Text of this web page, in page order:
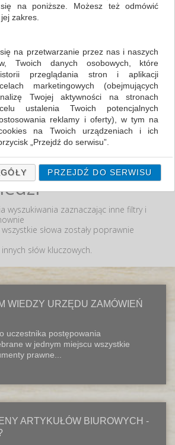
WIĘCEJ
produktów wg przyjętych kryteriów
"" nie została odnaleziona.
wyszukiwania zaznaczając inne filtry i
słowa zostały poprawnie
słów kluczowych.
WIEDZY URZĘDU ZAMÓWIEŃ
uczestnika postępowania
w jednym miejscu wszystkie
prawne...
ARTYKUŁÓW BIUROWYCH -
na poniższe. Możesz też odmówić
zakres.
na przetwarzanie przez nas i naszych
Twoich danych osobowych, które
przeglądania stron i aplikacji
marketingowych (obejmujących
Twojej aktywności na stronach
ustalenia Twoich potencjalnych
reklamy i oferty), w tym na
na Twoich urządzeniach i ich
„Przejdź do serwisu”.
zgody lub ograniczyć jej zakres, kliknij
wszelkie informacje o tym jak to
znajdziesz także na podstronie z
obowiązującą od 25 maja 2018.
zalogowanych, ważna jest Państwa
której udzieliliście podczas zakładania
zgoda jest dobrowolna i można ją w
(rozwiń)
PRZEJDŹ DO SERWISU